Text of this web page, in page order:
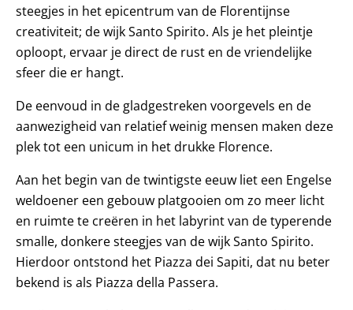
steegjes in het epicentrum van de Florentijnse
creativiteit; de wijk Santo Spirito. Als je het pleintje
oploopt, ervaar je direct de rust en de vriendelijke
sfeer die er hangt.
De eenvoud in de gladgestreken voorgevels en de
aanwezigheid van relatief weinig mensen maken deze
plek tot een unicum in het drukke Florence.
Aan het begin van de twintigste eeuw liet een Engelse
weldoener een gebouw platgooien om zo meer licht
en ruimte te creëren in het labyrint van de typerende
smalle, donkere steegjes van de wijk Santo Spirito.
Hierdoor ontstond het Piazza dei Sapiti, dat nu beter
bekend is als Piazza della Passera.